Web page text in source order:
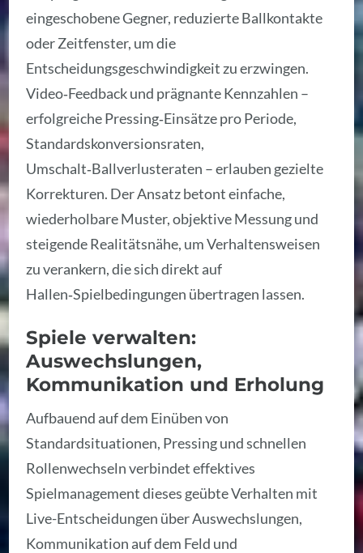
eingeschobene Gegner, reduzierte Ballkontakte
oder Zeitfenster, um die
Entscheidungsgeschwindigkeit zu erzwingen.
Video‑Feedback und prägnante Kennzahlen –
erfolgreiche Pressing‑Einsätze pro Periode,
Standardskonversionsraten,
Umschalt‑Ballverlusteraten – erlauben gezielte
Korrekturen. Der Ansatz betont einfache,
wiederholbare Muster, objektive Messung und
steigende Realitätsnähe, um Verhaltensweisen
zu verankern, die sich direkt auf
Hallen‑Spielbedingungen übertragen lassen.
Spiele verwalten:
Auswechslungen,
Kommunikation und Erholung
Aufbauend auf dem Einüben von
Standardsituationen, Pressing und schnellen
Rollenwechseln verbindet effektives
Spielmanagement dieses geübte Verhalten mit
Live-Entscheidungen über Auswechslungen,
Kommunikation auf dem Feld und